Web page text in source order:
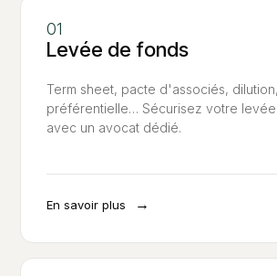
Levée de fonds
Term sheet, pacte d'associés,
préférentielle… Sécurisez votre
avec un avocat dédié.
En savoir plus →